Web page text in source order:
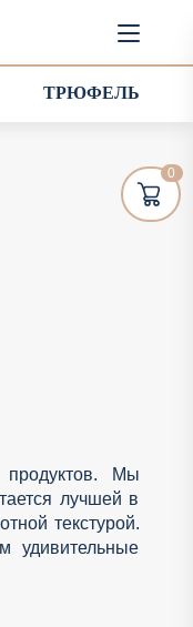
ТРЮФЕЛЬ
Мы
лучшей в
текстурой.
0